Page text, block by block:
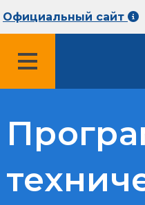
Официальный сайт